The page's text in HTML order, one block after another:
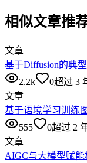
相似文章推
文章
基于Diffusion的典
2.2k
0超过 3
文章
基于语境学习训练
555
0超过 2
文章
AIGC与大模型赋能